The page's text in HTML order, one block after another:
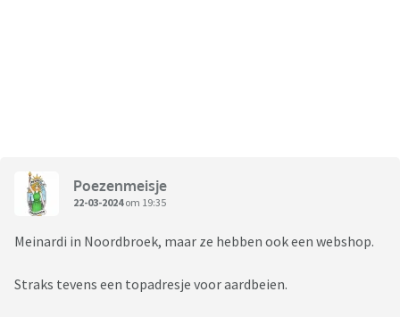
Poezenmeisje
22-03-2024om 19:35
Meinardi in Noordbroek, maar ze hebben ook een webshop.
Straks tevens een topadresje voor aardbeien.